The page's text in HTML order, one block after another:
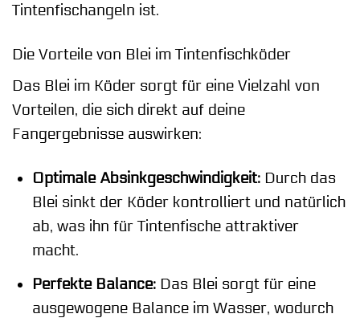
Tintenfischangeln ist.
Die Vorteile von Blei im Tintenfischköder
Das Blei im Köder sorgt für eine Vielzahl von
Vorteilen, die sich direkt auf deine
Fangergebnisse auswirken:
Optimale Absinkgeschwindigkeit:Durch das
Blei sinkt der Köder kontrolliert und natürlich
ab, was ihn für Tintenfische attraktiver
macht.
Perfekte Balance:Das Blei sorgt für eine
ausgewogene Balance im Wasser, wodurch